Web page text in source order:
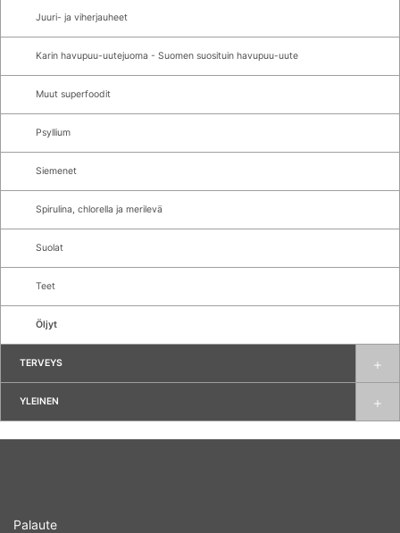
Juuri- ja viherjauheet
Karin havupuu-uutejuoma - Suomen suosituin havupuu-uute
Muut superfoodit
Psyllium
Siemenet
Spirulina, chlorella ja merilevä
Suolat
Teet
Öljyt
TERVEYS
YLEINEN
Palaute